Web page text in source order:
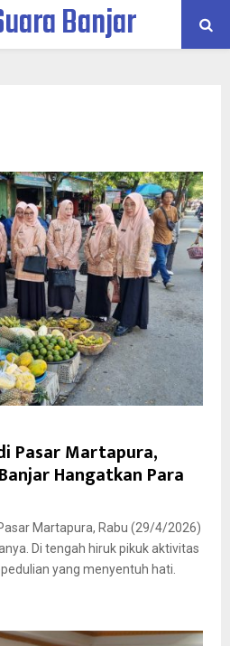
Banjar
Pasar Martapura,
Hangatkan Para
Martapura, Rabu (29/4/2026)
Di tengah hiruk pikuk aktivitas
yang menyentuh hati.